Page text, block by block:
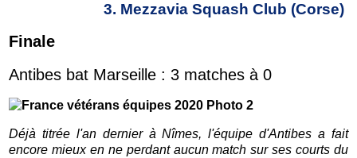
3. Mezzavia Squash Club (Corse)
Finale
Antibes bat Marseille : 3 matches à 0
Déjà titrée l'an dernier à Nîmes, l'équipe d'Antibes a fait
encore mieux en ne perdant aucun match sur ses courts du